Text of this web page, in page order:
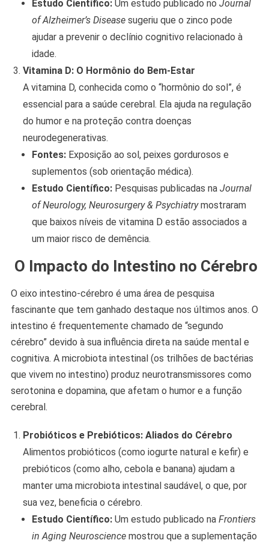
Estudo Científico:Um estudo publicado no Journal
of Alzheimer’s Diseasesugeriu que o zinco pode
ajudar a prevenir o declínio cognitivo relacionado à
idade.
Vitamina D: O Hormônio do Bem-Estar
A vitamina D, conhecida como o “hormônio do sol”, é
essencial para a saúde cerebral. Ela ajuda na regulação
do humor e na proteção contra doenças
neurodegenerativas.
Fontes:Exposição ao sol, peixes gordurosos e
suplementos (sob orientação médica).
Estudo Científico:Pesquisas publicadas na Journal
of Neurology, Neurosurgery & Psychiatrymostraram
que baixos níveis de vitamina D estão associados a
um maior risco de demência.
O Impacto do Intestino no Cérebro
O eixo intestino-cérebro é uma área de pesquisa
fascinante que tem ganhado destaque nos últimos anos. O
intestino é frequentemente chamado de “segundo
cérebro” devido à sua influência direta na saúde mental e
cognitiva. A microbiota intestinal (os trilhões de bactérias
que vivem no intestino) produz neurotransmissores como
serotonina e dopamina, que afetam o humor e a função
cerebral.
Probióticos e Prebióticos: Aliados do Cérebro
Alimentos probióticos (como iogurte natural e kefir) e
prebióticos (como alho, cebola e banana) ajudam a
manter uma microbiota intestinal saudável, o que, por
sua vez, beneficia o cérebro.
Estudo Científico:Um estudo publicado na Frontiers
in Aging Neurosciencemostrou que a suplementação